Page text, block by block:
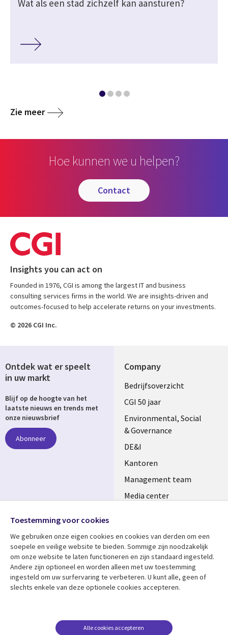
Wat als een stad zichzelf kan aansturen?
Zie meer
Hoe kunnen we u helpen?
contact
Insights you can act on
Founded in 1976, CGI is among the largest IT and business
consulting services firms in the world. We are insights-driven and
outcomes-focused to help accelerate returns on your investments.
© 2026 CGI Inc.
Company
Useful
links
NETHERLANDS
Bedrijfsoverzicht
CGI 50 jaar
Environmental, Social
& Governance
DE&I
Kantoren
Management team
Media center
Bekijk meer
Library
NETHERLANDS
Artikelen
Support
Legal
Disclaimer
Cookie management
Ontdek wat er speelt
in uw markt
Blijf op de hoogte van het
laatste nieuws en trends met
onze nieuwsbrief
Abonneer
Media
NETHERLANDS
Toestemming voor cookies
We gebruiken onze eigen cookies en cookies van derden om een ​​
soepele en veilige website te bieden. Sommige zijn noodzakelijk
om onze website te laten functioneren en zijn standaard ingesteld.
Andere zijn optioneel en worden alleen met uw toestemming
ingesteld om uw surfervaring te verbeteren. U kunt alle, geen of
slechts enkele van deze optionele cookies accepteren.
Alle cookies accepteren